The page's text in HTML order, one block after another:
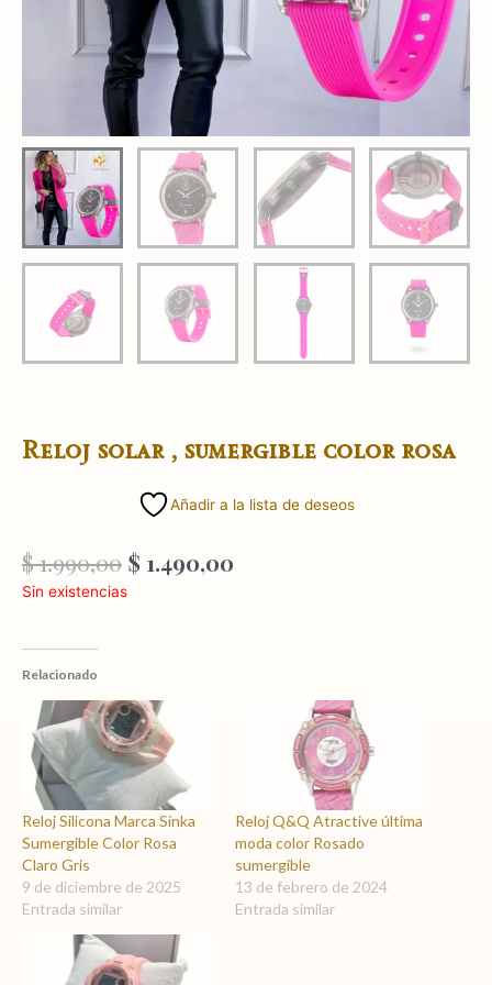
Reloj solar , sumergible color rosa
Añadir a la lista de deseos
$1.990,00 El
precio
$ 1.490,00
Sin existencias
Relacionado
Reloj Silicona Marca Sinka
Sumergible Color Rosa
Claro Gris
9 de diciembre de 2025
Entrada similar
Reloj Q&Q Atractive última
moda color Rosado
sumergible
13 de febrero de 2024
Entrada similar